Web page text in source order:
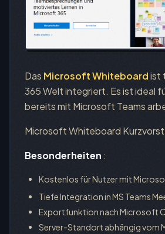
Das Microsoft Whiteboardist
365 Welt integriert. Es ist ideal
bereits mit Microsoft Teams
Microsoft Whiteboard
Besonderheiten :
Kostenlos für Nutzer mit
Tiefe Integration in MS Teams
Exportfunktion nach Microsoft
Server-Standort abhängig vom